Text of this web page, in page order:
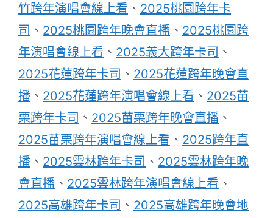
竹跨年演唱會線上看 、 2025桃園跨年卡
司 、 2025桃園跨年晚會直播 、 2025桃園跨
年演唱會線上看 、 2025義大跨年卡司 、
2025花蓮跨年卡司 、 2025花蓮跨年晚會直
播 、 2025花蓮跨年演唱會線上看 、 2025苗
栗跨年卡司 、 2025苗栗跨年晚會直播 、
2025苗栗跨年演唱會線上看 、 2025跨年直
播 、 2025雲林跨年卡司 、 2025雲林跨年晚
會直播 、 2025雲林跨年演唱會線上看 、
2025高雄跨年卡司 、 2025高雄跨年晚會地